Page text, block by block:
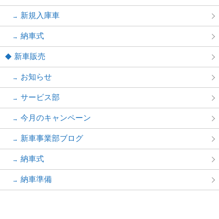
新規入庫車
納車式
新車販売
お知らせ
サービス部
今月のキャンペーン
新車事業部ブログ
納車式
納車準備